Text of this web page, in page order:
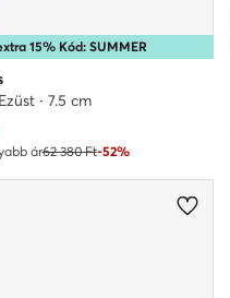
15% Kód: SUMMER
· 7.5 cm
ár62 380 Ft-52%